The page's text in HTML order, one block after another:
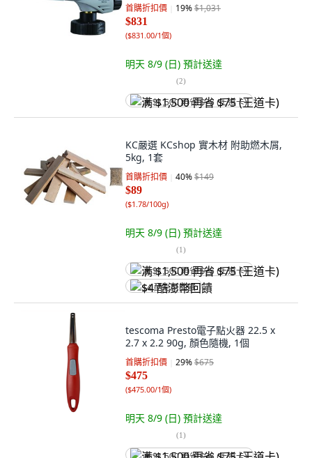
首購折扣價 19%$1,031
$831
($831.00/1個)
明天 8/9 (日) 預計送達
(2)
满 $1,500 再省 $75 (王道卡)
KC嚴選 KCshop 實木材 附助燃木屑,
5kg, 1套
首購折扣價 40%$149
$89
($1.78/100g)
明天 8/9 (日) 預計送達
(1)
满 $1,500 再省 $75 (王道卡)
$4 酷澎幣回饋
tescoma Presto電子點火器 22.5 x
2.7 x 2.2 90g, 顏色隨機, 1個
首購折扣價 29%$675
$475
($475.00/1個)
明天 8/9 (日) 預計送達
(1)